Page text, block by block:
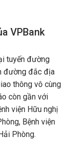
VPBank
tuyến đường
đường đắc địa
thông vô cùng
còn gần với
viện Hữu nghị
Bệnh viện
Phòng.